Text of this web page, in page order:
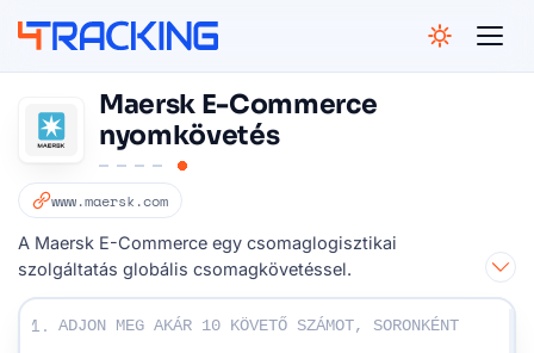
Maersk E-Commerce
nyomkövetés
www.maersk.com
A Maersk E-Commerce egy csomaglogisztikai
szolgáltatás globális csomagkövetéssel.
Írja be a követési számát:
1.